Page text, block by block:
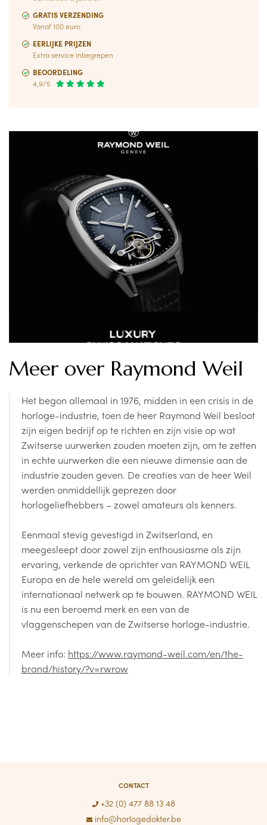
GRATIS VERZENDING
Vanaf 100 euro
EERLIJKE PRIJZEN
Extra service inbegrepen
BEOORDELING
4,9/5
Meer over Raymond Weil
Het begon allemaal in 1976, midden in een crisis in de
horloge-industrie, toen de heer Raymond Weil besloot
zijn eigen bedrijf op te richten en zijn visie op wat
Zwitserse uurwerken zouden moeten zijn, om te zetten
in echte uurwerken die een nieuwe dimensie aan de
industrie zouden geven. De creaties van de heer Weil
werden onmiddellijk geprezen door
horlogeliefhebbers – zowel amateurs als kenners.
Eenmaal stevig gevestigd in Zwitserland, en
meegesleept door zowel zijn enthousiasme als zijn
ervaring, verkende de oprichter van RAYMOND WEIL
Europa en de hele wereld om geleidelijk een
internationaal netwerk op te bouwen. RAYMOND WEIL
is nu een beroemd merk en een van de
vlaggenschepen van de Zwitserse horloge-industrie.
Meer info: https://www.raymond-weil.com/en/the-
brand/history/?v=rwrow
CONTACT
+32 (0) 477 88 13 48
info@horlogedokter.be